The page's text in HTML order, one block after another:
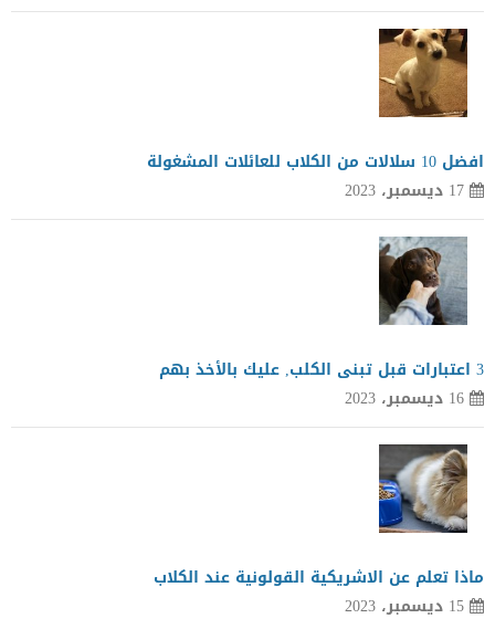
افضل 10 سلالات من الكلاب للعائلات المشغولة
17 ديسمبر، 2023
3 اعتبارات قبل تبنى الكلب, عليك بالأخذ بهم
16 ديسمبر، 2023
ماذا تعلم عن الاشريكية القولونية عند الكلاب
15 ديسمبر، 2023